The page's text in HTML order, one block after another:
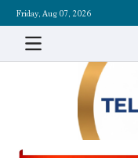
Skip
content
Friday, Aug 07, 2026